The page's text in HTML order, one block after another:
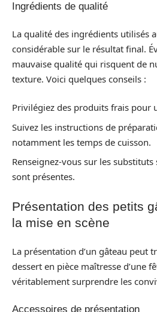
Ingrédients de qualité
La qualité des ingrédients utilisés
considérable sur le résultat final.
mauvaise qualité qui risquent de
texture. Voici quelques conseils :
Privilégiez des produits frais pour
Suivez les instructions de
notamment les temps de cuisson.
Renseignez-vous sur les
sont présentes.
Présentation des petits
la mise en scène
La présentation d’un gâteau peut
dessert en pièce maîtresse d’une
véritablement surprendre les
Accessoires de présentation